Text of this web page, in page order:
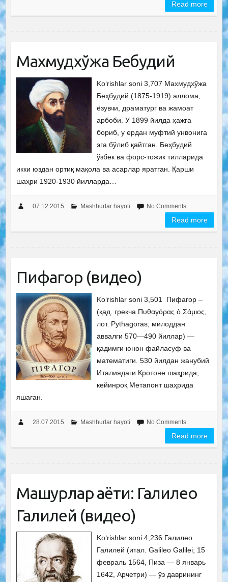
Read more
Махмудхўжа Беҳбудий
Ko‘rishlar soni 3,707 Махмудхўжа
Беҳбудий (1875-1919) аллома,
ёзувчи, драматург ва жамоат
арбоби. У 1899 йилда ҳажга
бориб, у ердан муфтий унвонига
эга бўлиб қайтган. Беҳбудий
ўзбек ва форс-тожик тилларида
икки юздан ортиқ мақола ва асарлар яратган. Қарши
шаҳри 1920-1930 йилларда…
07.12.2015 Mashhurlar hayoti No Comments
Read more
Пифагор (видео)
Ko‘rishlar soni 3,501 Пифагор –
(қад. грекча Πυθαγόρας ὁ Σάμιος,
лот. Pythagoras; милоддан
аввалги 570—490 йиллар) —
қадимги юнон файласуф ва
математиги. 530 йилдан жанубий
Италиядаги Кротоне шаҳрида,
кейинроқ Метапонт шаҳрида
яшаган.
28.07.2015 Mashhurlar hayoti No Comments
Read more
Машҳурлар ҳаёти: Галилео
Галилей (видео)
Ko‘rishlar soni 4,236 Галилео
Галилей (итал. Galileo Galilei; 15
февраль 1564, Пиза — 8 январь
1642, Арчетри) — ўз даврининг